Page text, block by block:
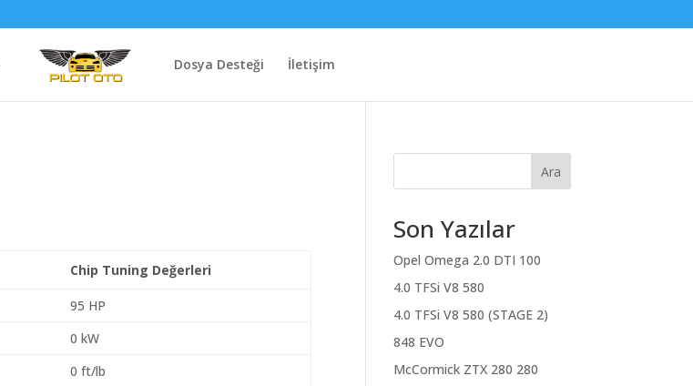
Dosya Desteği İletişim
Chip Tuning Değerleri
95 HP
0 kW
0 ft/lb
Ara
Son Yazılar
Opel Omega 2.0 DTI 100
4.0 TFSi V8 580
4.0 TFSi V8 580 (STAGE 2)
848 EVO
McCormick ZTX 280 280